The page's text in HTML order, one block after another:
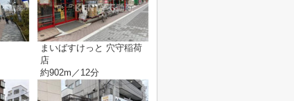
まいばすけっと 穴守稲荷
店
約902m／12分